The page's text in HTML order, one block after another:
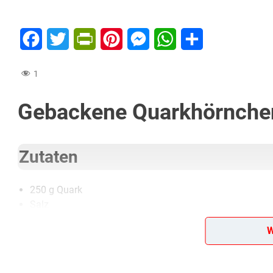
FacebookTwitter PrintFriendly
PinterestMessengerWhatsApp
1
Gebackene
Zutaten
250 g Quark